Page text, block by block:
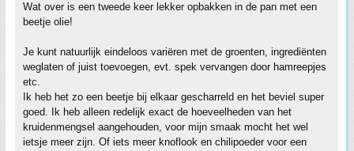
Wat over is een tweede keer lekker opbakken in de pan met een
beetje olie!
Je kunt natuurlijk eindeloos variëren met de groenten, ingrediënten
weglaten of juist toevoegen, evt. spek vervangen door hamreepjes
etc.
Ik heb het zo een beetje bij elkaar gescharreld en het beviel super
goed. Ik heb alleen redelijk exact de hoeveelheden van het
kruidenmengsel aangehouden, voor mijn smaak mocht het wel
ietsje meer zijn. Of iets meer knoflook en chilipoeder voor een